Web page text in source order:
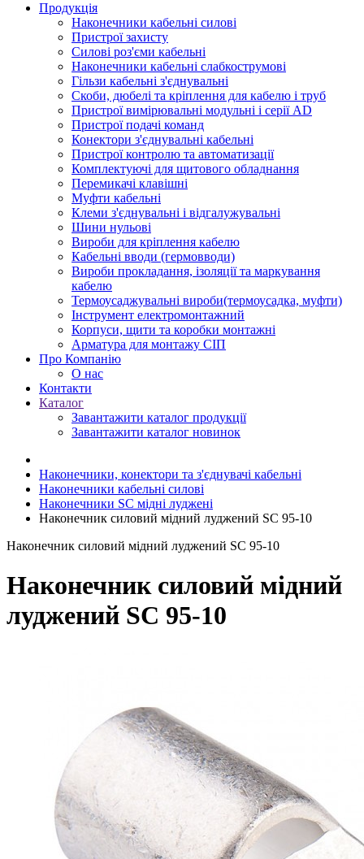
Продукція
Наконечники кабельні силові
Пристрої захисту
Силові роз'єми кабельні
Наконечники кабельні слабкострумові
Гільзи кабельні з'єднувальні
Скоби, дюбелі та кріплення для кабелю і труб
Пристрої вимірювальні модульні і серії AD
Пристрої подачі команд
Конектори з'єднувальні кабельні
Пристрої контролю та автоматизації
Комплектуючі для щитового обладнання
Перемикачі клавішні
Муфти кабельні
Клеми з'єднувальні і відгалужувальні
Шини нульові
Вироби для кріплення кабелю
Кабельні вводи (гермовводи)
Вироби прокладання, iзоляції та маркування
кабелю
Термоусаджувальні вироби(термоусадка, муфти)
Інструмент електромонтажний
Корпуси, щити та коробки монтажні
Арматура для монтажу СІП
Про Компанію
О нас
Контакти
Каталог
Завантажити каталог продукції
Завантажити каталог новинок
Наконечники, конектори та з'єднувачі кабельні
Наконечники кабельні силові
Наконечники SC мідні луджені
Наконечник силовий мідний луджений SC 95-10
Наконечник силовий мідний луджений SC 95-10
Наконечник силовий мідний
луджений SC 95-10